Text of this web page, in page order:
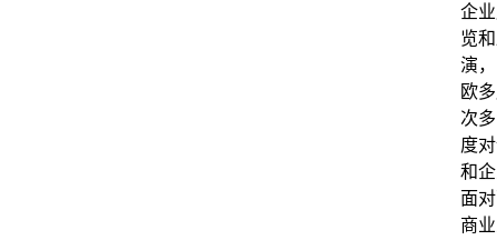
企
览
演
欧
次
度
和
面
商